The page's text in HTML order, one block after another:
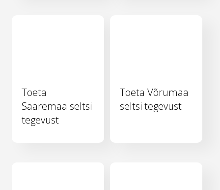
Toeta
Saaremaa seltsi
tegevust
Toeta Võrumaa
seltsi tegevust